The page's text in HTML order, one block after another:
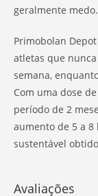
geralmente medo.
Primobolan
atletas que
semana,
Com uma dose
período de 2
aumento de 5 a 8
sustentável
Avaliações